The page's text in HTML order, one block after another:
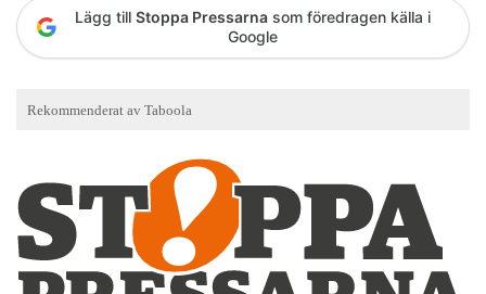
Lägg till Stoppa Pressarna som föredragen källa i
Google